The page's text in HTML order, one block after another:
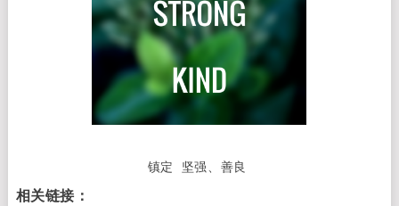
镇定 坚强、善良
相关链接：